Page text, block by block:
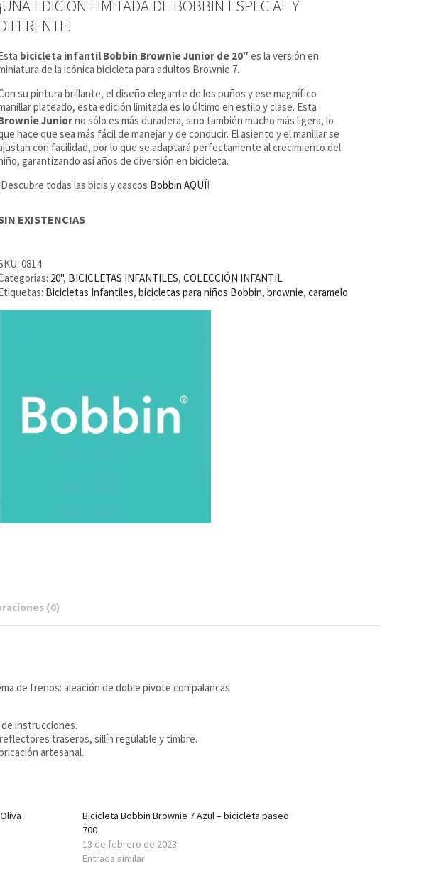
¡UNA EDICIÓN LIMITADA DE BOBBIN ESPECIAL Y
DIFERENTE!
bicicleta infantil Bobbin Brownie Junior de 20″ es la versión en
de la icónica bicicleta para adultos Brownie 7.
su pintura brillante, el diseño elegante de los puños y ese magnífico
plateado, esta edición limitada es lo último en estilo y clase. Esta
Juniorno sólo es más duradera, sino también mucho más ligera, lo
hace que sea más fácil de manejar y de conducir. El asiento y el manillar se
con facilidad, por lo que se adaptará perfectamente al crecimiento del
garantizando así años de diversión en bicicleta.
todas las bicis y cascos Bobbin AQUÍ!
EXISTENCIAS
0814
20'', BICICLETAS INFANTILES,COLECCIÓN INFANTIL
Bicicletas Infantiles,bicicletas para niños Bobbin,brownie,caramelo
(0)
de frenos: aleación de doble pivote con palancas
instrucciones.
traseros, sillín regulable y timbre.
artesanal.
Bicicleta Bobbin Brownie 7 Azul – bicicleta paseo
700
13 de febrero de 2023
Entrada similar